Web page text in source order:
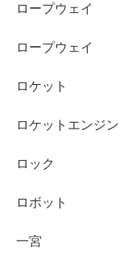
ロープウェイ
ロープウェイ
ロケット
ロケットエンジン
ロック
ロボット
一宮